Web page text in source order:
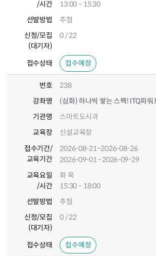
/시간
13:00 ~ 15:30
선발방법
추첨
신청/모집
(대기자)
0 / 22
접수상태 접수예정
번호
238
강좌명
(심화) 하나씩 쌓는 스펙! ITQ파워
기관명
스마트도시과
교육장
신설교육장
접수기간/
교육기간
2026-08-21~2026-08-26
2026-09-01~2026-09-29
교육요일
/시간
화 목
15:30 ~ 18:00
선발방법
추첨
신청/모집
(대기자)
0 / 22
접수상태 접수예정